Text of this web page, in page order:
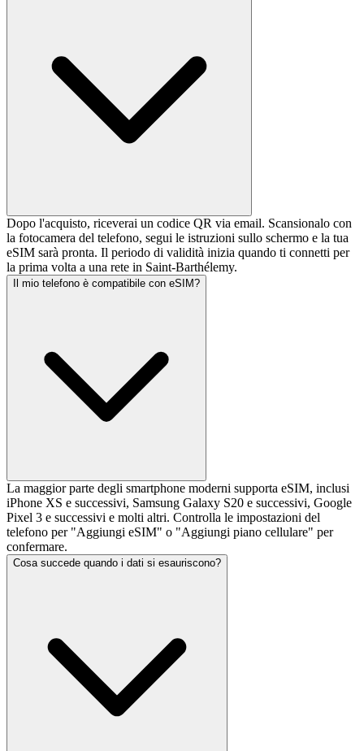
Dopo l'acquisto, riceverai un codice QR via email. Scansionalo con
la fotocamera del telefono, segui le istruzioni sullo schermo e la tua
eSIM sarà pronta. Il periodo di validità inizia quando ti connetti per
la prima volta a una rete in Saint-Barthélemy.
Il mio telefono è compatibile con eSIM?
La maggior parte degli smartphone moderni supporta eSIM, inclusi
iPhone XS e successivi, Samsung Galaxy S20 e successivi, Google
Pixel 3 e successivi e molti altri. Controlla le impostazioni del
telefono per "Aggiungi eSIM" o "Aggiungi piano cellulare" per
confermare.
Cosa succede quando i dati si esauriscono?